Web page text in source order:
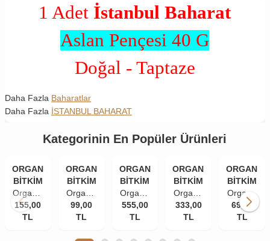
1 Adet İstanbul Baharat
Aslan Pençesi 40 G
Doğal - Taptaze
Daha Fazla Baharatlar
Daha Fazla İSTANBUL BAHARAT
Kategorinin En Popüler Ürünleri
ORGANİK
BİTKİM
Organik
Bitkim
84
155,00
TL
ORGANİK
BİTKİM
Organik
Bitkim
Tane
99,00
TL
ORGANİK
BİTKİM
Organik
Bitkim
Akgünlük
555,00
TL
ORGANİK
BİTKİM
Organik
Bitkim
Damla
333,00
TL
ORGANİK
BİTKİM
Organik
Bitkim
Zerdeçal
69,00
TL